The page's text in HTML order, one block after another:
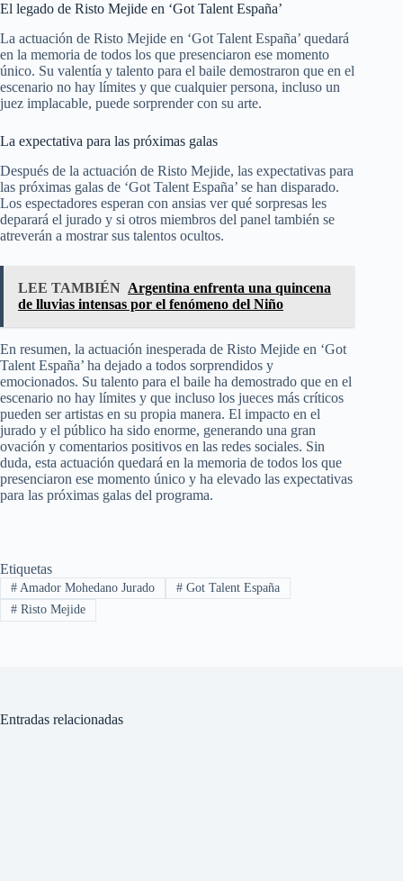
El legado de Risto Mejide en ‘Got Talent España’
La actuación de Risto Mejide en ‘Got Talent España’ quedará
en la memoria de todos los que presenciaron ese momento
único. Su valentía y talento para el baile demostraron que en el
escenario no hay límites y que cualquier persona, incluso un
juez implacable, puede sorprender con su arte.
La expectativa para las próximas galas
Después de la actuación de Risto Mejide, las expectativas para
las próximas galas de ‘Got Talent España’ se han disparado.
Los espectadores esperan con ansias ver qué sorpresas les
deparará el jurado y si otros miembros del panel también se
atreverán a mostrar sus talentos ocultos.
LEE TAMBIÉN Argentina enfrenta una quincena
de lluvias intensas por el fenómeno del Niño
En resumen, la actuación inesperada de Risto Mejide en ‘Got
Talent España’ ha dejado a todos sorprendidos y
emocionados. Su talento para el baile ha demostrado que en el
escenario no hay límites y que incluso los jueces más críticos
pueden ser artistas en su propia manera. El impacto en el
jurado y el público ha sido enorme, generando una gran
ovación y comentarios positivos en las redes sociales. Sin
duda, esta actuación quedará en la memoria de todos los que
presenciaron ese momento único y ha elevado las expectativas
para las próximas galas del programa.
Etiquetas
#Amador Mohedano Jurado #Got Talent España
#Risto Mejide
Entradas relacionadas